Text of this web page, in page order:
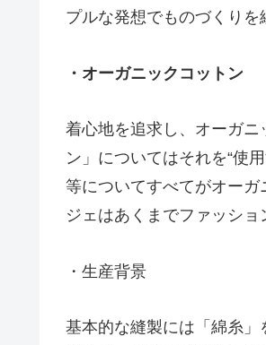
プルな発想でものづくりを
・オーガニックコットン
着心地を追求し、オーガ
ン」についてはそれを“使
等についてすべてがオー
ジェはあくまでファッショ
・生産背景
基本的な縫製には「綿糸